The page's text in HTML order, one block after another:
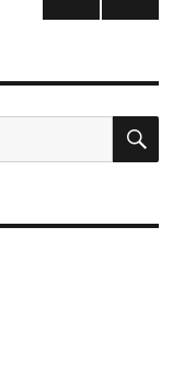
ÉDE
NTE
ANT
E